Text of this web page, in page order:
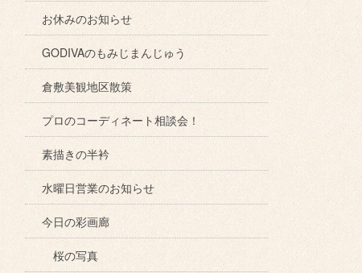
お休みのお知らせ
GODIVAのもみじまんじゅう
倉敷美観地区散策
プロのコーディネート相談会！
素描きの半衿
水曜日営業のお知らせ
今日の彩画廊
桜の写真